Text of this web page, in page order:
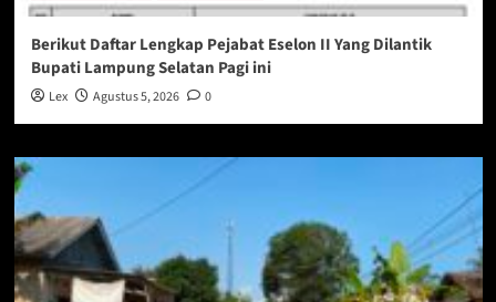
Berikut Daftar Lengkap Pejabat Eselon II Yang Dilantik
Bupati Lampung Selatan Pagi ini
Lex Agustus 5, 2026 0